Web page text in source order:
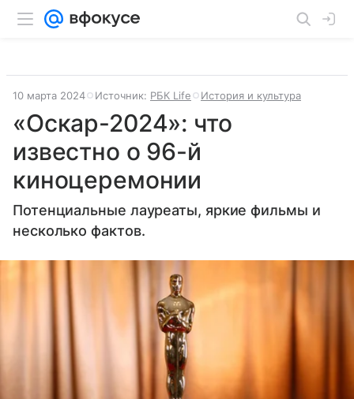
10 марта 2024 Источник: РБК Life История и культура
«Оскар-2024»: что
известно о 96-й
киноцеремонии
Потенциальные лауреаты, яркие фильмы и
несколько фактов.